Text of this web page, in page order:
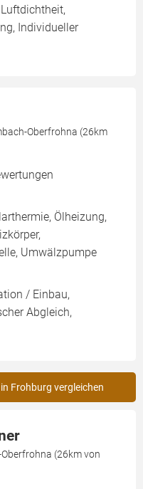
Individueller
Oberfrohna (26km
Ölheizung,
Umwälzpumpe
/ Einbau,
Abgleich,
Frohburg vergleichen
(26km von